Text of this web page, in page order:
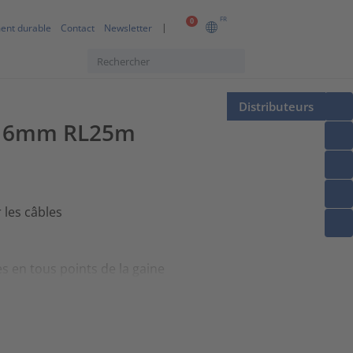
0 FR
durable Contact Newsletter
Distributeurs
RL25m
câbles
en tous points de la gaine